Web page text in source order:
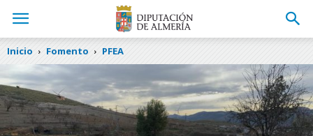
Inicio Fomento PFEA